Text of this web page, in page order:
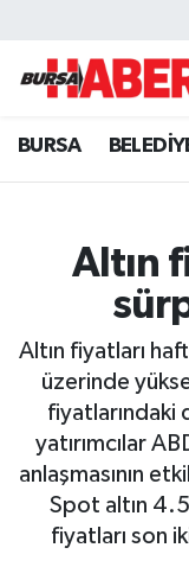
BURSA
Altın
Altın fiyatları
üzerinde
fiyatlarındaki
yatırımcılar
anlaşmasının
Spot altın
fiyatları son
Hava Durumu
Trafik
Süper Lig
Tüm
Son Dakika
Haber Arşivi